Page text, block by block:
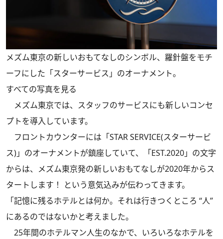
メズム東京の新しいおもてなしのシンボル、羅針盤をモチ
ーフにした「スターサービス」のオーナメント。
すべての写真を見る
メズム東京では、スタッフのサービスにも新しいコンセ
プトを導入しています。
フロントカウンターには「STAR SERVICE(スターサービ
ス)」のオーナメントが鎮座していて、「EST.2020」の文字
からは、メズム東京発の新しいおもてなしが2020年からス
タートします！ という意気込みが伝わってきます。
「記憶に残るホテルとは何か。それは行きつくところ “人”
にあるのではないかと考えました。
25年間のホテルマン人生のなかで、いろいろなホテルを